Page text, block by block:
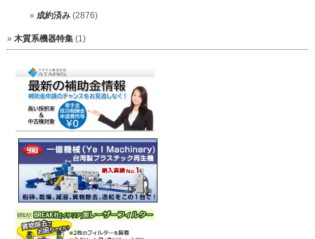
成約済み (2876)
木質系機器特集 (1)